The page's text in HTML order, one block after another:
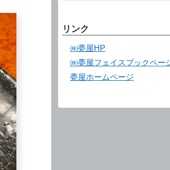
㈱甍屋フェイスブックページ